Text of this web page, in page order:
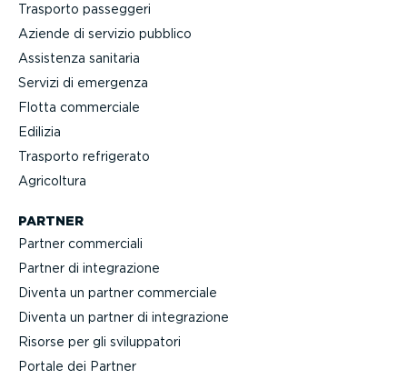
Trasporto passeggeri
Aziende di servizio pubblico
Assistenza sanitaria
Servizi di emergenza
Flotta commerciale
Edilizia
Trasporto refrigerato
Agricoltura
PARTNER
Partner commerciali
Partner di integra­zione
Diventa un partner commerciale
Diventa un partner di integra­zione
Risorse per gli svilup­patori
Portale dei Partner